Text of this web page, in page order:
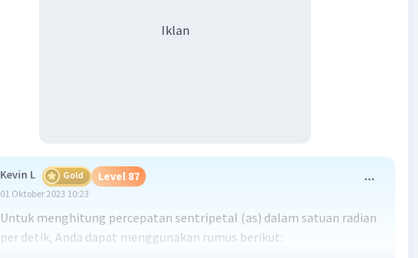
Iklan
Kevin L Gold Level 87
01 Oktober 2023 10:23
Untuk menghitung percepatan sentripetal (as) dalam satuan radian
per detik, Anda dapat menggunakan rumus berikut: